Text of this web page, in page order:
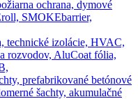
ochrana, dymové
SMOKEbarrier,
technické izolácie, HVAC,
rozvodov, AluCoat fólia,
prefabrikované betónové
šachty, akumulačné